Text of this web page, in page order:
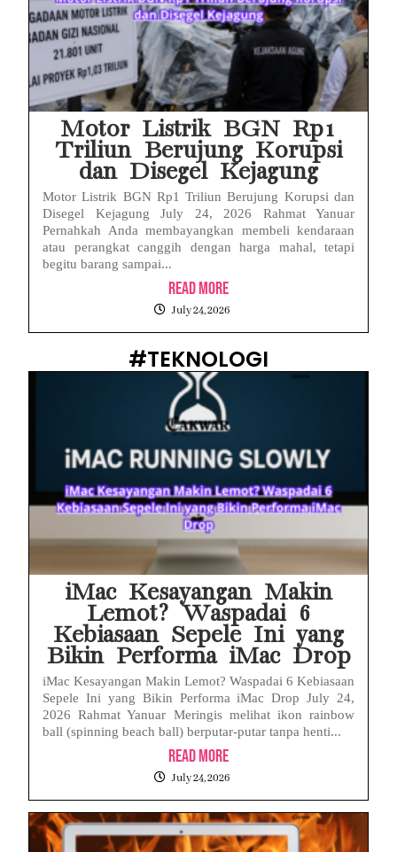
Motor Listrik BGN Rp1
Triliun Berujung Korupsi
dan Disegel Kejagung
Motor Listrik BGN Rp1 Triliun Berujung Korupsi dan
Disegel Kejagung July 24, 2026 Rahmat Yanuar
Pernahkah Anda membayangkan membeli kendaraan
atau perangkat canggih dengan harga mahal, tetapi
begitu barang sampai...
Read More
July 24, 2026
#TEKNOLOGI
iMac Kesayangan Makin
Lemot? Waspadai 6
Kebiasaan Sepele Ini yang
Bikin Performa iMac Drop
iMac Kesayangan Makin Lemot? Waspadai 6 Kebiasaan
Sepele Ini yang Bikin Performa iMac Drop July 24,
2026 Rahmat Yanuar Meringis melihat ikon rainbow
ball (spinning beach ball) berputar-putar tanpa henti...
Read More
July 24, 2026